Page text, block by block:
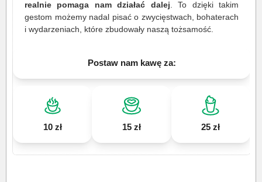
realnie pomaga nam działać dalej . To dzięki takim
gestom możemy nadal pisać o zwycięstwach, bohaterach
i wydarzeniach, które zbudowały naszą tożsamość.
Postaw nam kawę za:
10 zł 15 zł 25 zł